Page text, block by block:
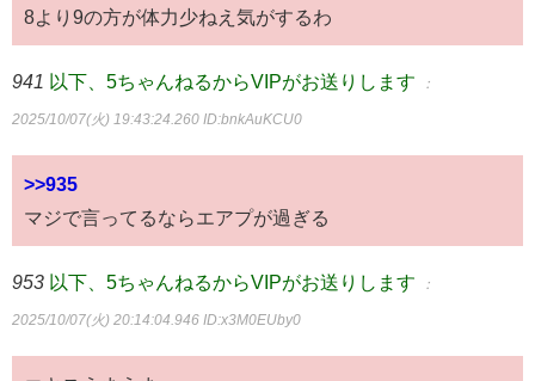
8より9の方が体力少ねえ気がするわ
941 以下、5ちゃんねるからVIPがお送りします ：
2025/10/07(火) 19:43:24.260 ID:bnkAuKCU0
>>935
マジで言ってるならエアプが過ぎる
953 以下、5ちゃんねるからVIPがお送りします ：
2025/10/07(火) 20:14:04.946 ID:x3M0EUby0